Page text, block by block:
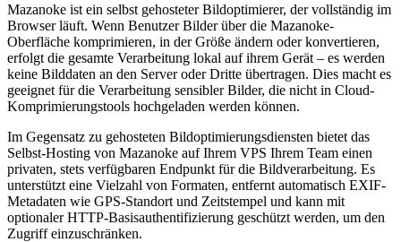
Mazanoke ist ein selbst gehosteter Bildoptimierer, der vollständig im
Browser läuft. Wenn Benutzer Bilder über die Mazanoke-
Oberfläche komprimieren, in der Größe ändern oder konvertieren,
erfolgt die gesamte Verarbeitung lokal auf ihrem Gerät – es werden
keine Bilddaten an den Server oder Dritte übertragen. Dies macht es
geeignet für die Verarbeitung sensibler Bilder, die nicht in Cloud-
Komprimierungstools hochgeladen werden können.
Im Gegensatz zu gehosteten Bildoptimierungsdiensten bietet das
Selbst-Hosting von Mazanoke auf Ihrem VPS Ihrem Team einen
privaten, stets verfügbaren Endpunkt für die Bildverarbeitung. Es
unterstützt eine Vielzahl von Formaten, entfernt automatisch EXIF-
Metadaten wie GPS-Standort und Zeitstempel und kann mit
optionaler HTTP-Basisauthentifizierung geschützt werden, um den
Zugriff einzuschränken.